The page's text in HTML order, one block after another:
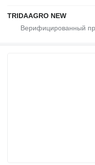
TRIDAAGRO NEW